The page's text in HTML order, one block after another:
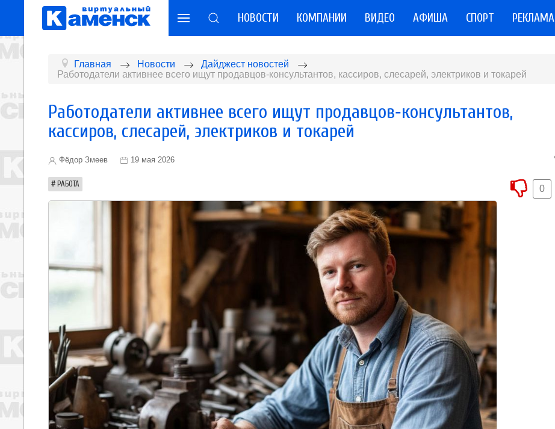
НОВОСТИ КОМПАНИИ ВИДЕО АФИША СПОРТ РЕКЛАМА
Главная Новости
Дайджест новостей
Работодатели активнее всего ищут продавцов‑консультантов, кассиров, слесарей, электриков и токарей
Работодатели активнее всего ищут продавцов‑консультантов,
кассиров, слесарей, электриков и токарей
Фёдор Змеев 19 мая 2026
РАБОТА 0